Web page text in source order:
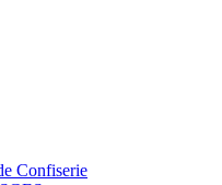
Confiserie